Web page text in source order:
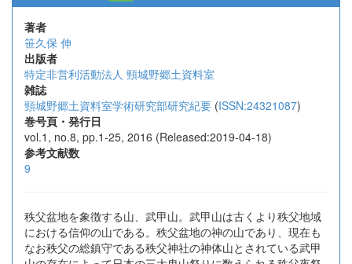
著者
笹久保 伸
出版者
特定非営利活動法人 頸城野郷土資料室
雑誌
頸城野郷土資料室学術研究部研究紀要 (ISSN:24321087)
巻号頁・発行日
vol.1, no.8, pp.1-25, 2016 (Released:2019-04-18)
参考文献数
9
秩父盆地を象徴する山、武甲山。武甲山は古くより秩父地域
における信仰の山である。秩父盆地の神の山であり、現在も
なお秩父の総鎮守である秩父神社の神体山とされている武甲